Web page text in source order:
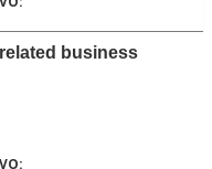
business